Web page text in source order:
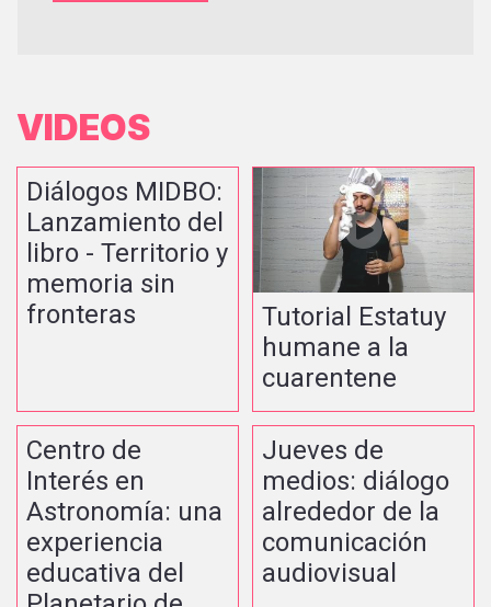
VIDEOS
Diálogos MIDBO:
Lanzamiento del
libro - Territorio y
memoria sin
fronteras
Tutorial Estatuy
humane a la
cuarentene
Centro de
Interés en
Astronomía: una
experiencia
educativa del
Jueves de
medios: diálogo
alrededor de la
comunicación
audiovisual